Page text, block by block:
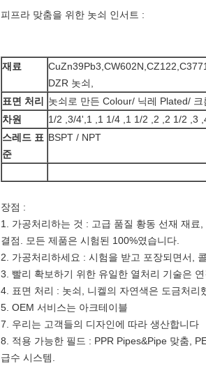
피프라 맞춤을 위한 놋쇠 인서트 :
재료
DZR 놋쇠,
표면 처리
놋쇠로 만든 Colour/ 닉레 Plated/
차원
1/2 ,3/4',1 ,1 1/4 ,1 1/2 ,2 ,2 1/2 ,3
스레드 표
준
BSPT / NPT
장점 :
1. 가공처리하는 것 : 고급 품질 황동 선재 재
결점. 모든 제품은 시험된 100%였습니다.
2. 가공처리하세요 : 시험을 받고 포장되면서,
3. 빨리 확보하기 위한 유일한 열처리 기술은
4. 표면 처리 : 놋쇠, 니켈의 자연색은 도금처
5. OEM 서비스는 아크테이블
7. 우리는 고객들의 디자인에 따라 생산합니다
8. 적용 가능한 필드 : PPR Pipes&Pipe 맞춤,
급수 시스템.